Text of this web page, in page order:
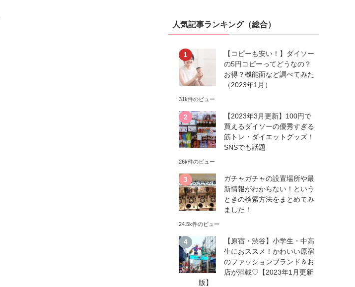
人気記事ランキング（総合）
【コピーも安い！】ダイソー
の5円コピーってどうなの？
お得？機能面など調べてみた
（2023年1月）
31k件のビュー
【2023年3月更新】100円で
買えるダイソーの優秀すぎる
筋トレ・ダイエットグッズ！
SNSでも話題
26k件のビュー
ガチャガチャの設置場所や最
新情報がわからない！という
ときの検索方法をまとめてみ
ました！
24.5k件のビュー
【原宿・渋谷】小学生・中高
生におススメ！かわいい原宿
のファッションブランド＆お
店が満載♡【2023年1月更新
版】